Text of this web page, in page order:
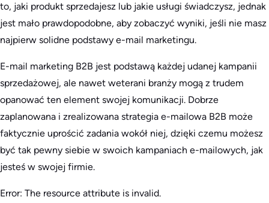
to, jaki produkt sprzedajesz lub jakie usługi świadczysz, jednak
jest mało prawdopodobne, aby zobaczyć wyniki, jeśli nie masz
najpierw solidne podstawy e-mail marketingu.
E-mail marketing B2B jest podstawą każdej udanej kampanii
sprzedażowej, ale nawet weterani branży mogą z trudem
opanować ten element swojej komunikacji. Dobrze
zaplanowana i zrealizowana strategia e-mailowa B2B może
faktycznie uprościć zadania wokół niej, dzięki czemu możesz
być tak pewny siebie w swoich kampaniach e-mailowych, jak
jesteś w swojej firmie.
Error: The resource attribute is invalid.